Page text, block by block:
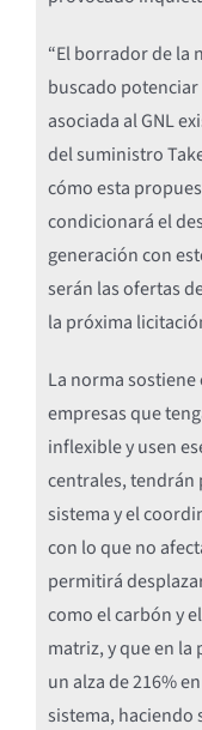
“El borrador de la
buscado
asociada al GNL
del suministro
cómo esta
condicionará el
generación con
serán las ofertas
la próxima
La norma sostiene
empresas que
inflexible y usen
centrales, tendrán
sistema y el
con lo que no
permitirá
como el carbón y
matriz, y que en
un alza de 216%
sistema, haciendo